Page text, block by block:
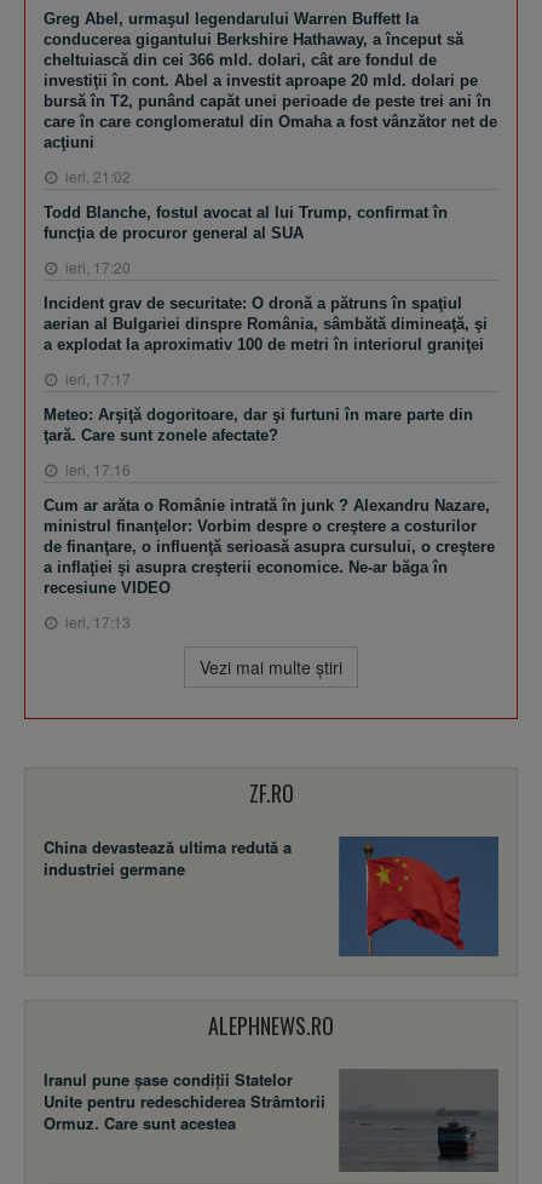
Greg Abel, urmaşul legendarului Warren Buffett la
conducerea gigantului Berkshire Hathaway, a început să
cheltuiască din cei 366 mld. dolari, cât are fondul de
investiţii în cont. Abel a investit aproape 20 mld. dolari pe
bursă în T2, punând capăt unei perioade de peste trei ani în
care în care conglomeratul din Omaha a fost vânzător net de
acţiuni
ieri, 21:02
Todd Blanche, fostul avocat al lui Trump, confirmat în
funcţia de procuror general al SUA
ieri, 17:20
Incident grav de securitate: O dronă a pătruns în spaţiul
aerian al Bulgariei dinspre România, sâmbătă dimineaţă, şi
a explodat la aproximativ 100 de metri în interiorul graniţei
ieri, 17:17
Meteo: Arşiţă dogoritoare, dar şi furtuni în mare parte din
ţară. Care sunt zonele afectate?
ieri, 17:16
Cum ar arăta o Românie intrată în junk ? Alexandru Nazare,
ministrul finanţelor: Vorbim despre o creştere a costurilor
de finanţare, o influenţă serioasă asupra cursului, o creştere
a inflaţiei şi asupra creşterii economice. Ne-ar băga în
recesiune VIDEO
ieri, 17:13
Vezi mai multe ştiri
ZF.RO
China devastează ultima redută a
industriei germane
ALEPHNEWS.RO
Iranul pune șase condiții Statelor
Unite pentru redeschiderea Strâmtorii
Ormuz. Care sunt acestea